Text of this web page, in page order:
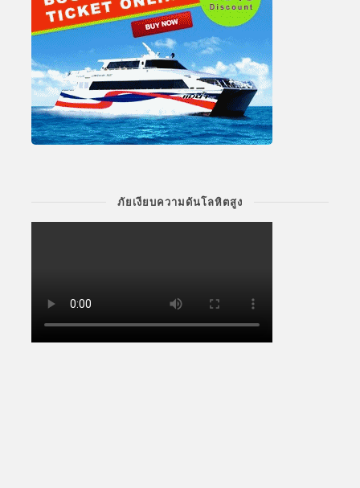
ภัยเงียบความดันโลหิตสูง